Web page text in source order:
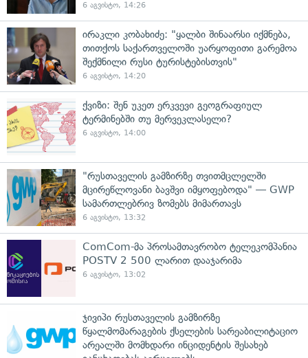
6 აგვისტო, 14:26
ირაკლი კობახიძე: "ყალბი შინაარსი იქმნება,
თითქოს საქართველოში უარყოფითი გარემოა
შექმნილი რუსი ტურისტებისთვის"
6 აგვისტო, 14:20
ქვიზი: შენ უკეთ ერკვევი გეოგრაფიულ
ტერმინებში თუ მერვეკლასელი?
6 აგვისტო, 14:00
"რუსთაველის გამზირზე თვითმცლელში
მცირეწლოვანი ბავშვი იმყოფებოდა" — GWP
სამართლებრივ ზომებს მიმართავს
6 აგვისტო, 13:32
ComCom-მა პროსამთავრობო ტელეკომპანია
POSTV 2 500 ლარით დააჯარიმა
6 აგვისტო, 13:02
ჯივიპი რუსთაველის გამზირზე
წყალმომარაგების ქსელების სარეაბილიტაციო
არეალში მომხდარი ინციდენტის შესახებ